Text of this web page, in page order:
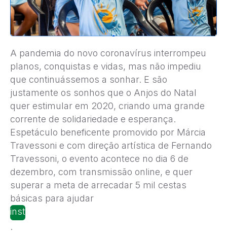
A pandemia do novo coronavírus interrompeu
planos, conquistas e vidas, mas não impediu
que continuássemos a sonhar. E são
justamente os sonhos que o Anjos do Natal
quer estimular em 2020, criando uma grande
corrente de solidariedade e esperança.
Espetáculo beneficente promovido por Márcia
Travessoni e com direção artística de Fernando
Travessoni, o evento acontece no dia 6 de
dezembro, com transmissão online, e quer
superar a meta de arrecadar 5 mil cestas
básicas para ajudar
instituições
.